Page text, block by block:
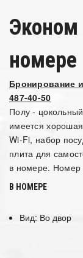
Эконом
номере
Бронирование
487-40-50
Полу -
имеется
Wi-Fi, набор
плита для
в номере. Номер
В НОМЕРЕ
Вид: Во двор